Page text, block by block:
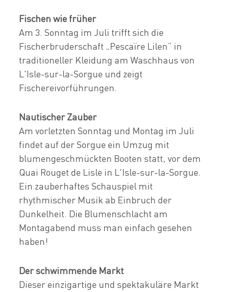
Fischen wie früher
Am 3. Sonntag im Juli trifft sich die
Fischerbruderschaft „Pescaïre Lilen“ in
traditioneller Kleidung am Waschhaus von
L'Isle-sur-la-Sorgue und zeigt
Fischereivorführungen.
Nautischer Zauber
Am vorletzten Sonntag und Montag im Juli
findet auf der Sorgue ein Umzug mit
blumengeschmückten Booten statt, vor dem
Quai Rouget de Lisle in L'Isle-sur-la-Sorgue.
Ein zauberhaftes Schauspiel mit
rhythmischer Musik ab Einbruch der
Dunkelheit. Die Blumenschlacht am
Montagabend muss man einfach gesehen
haben!
Der schwimmende Markt
Dieser einzigartige und spektakuläre Markt